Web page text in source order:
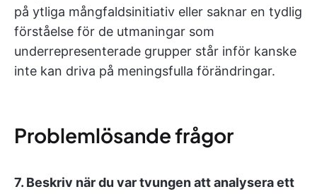
på ytliga mångfaldsinitiativ eller saknar en tydlig
förståelse för de utmaningar som
underrepresenterade grupper står inför kanske
inte kan driva på meningsfulla förändringar.
Problemlösande frågor
7. Beskriv när du var tvungen att analysera ett